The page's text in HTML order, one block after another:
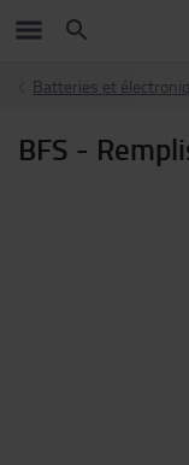
Batteries et
BFS -